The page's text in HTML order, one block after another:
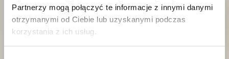
Partnerzy mogą połączyć te informacje z innymi danymi
otrzymanymi od Ciebie lub uzyskanymi podczas
korzystania z ich usług.